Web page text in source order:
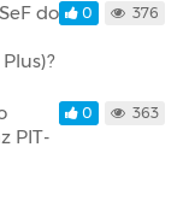
do
0 376
PIT-
0 363